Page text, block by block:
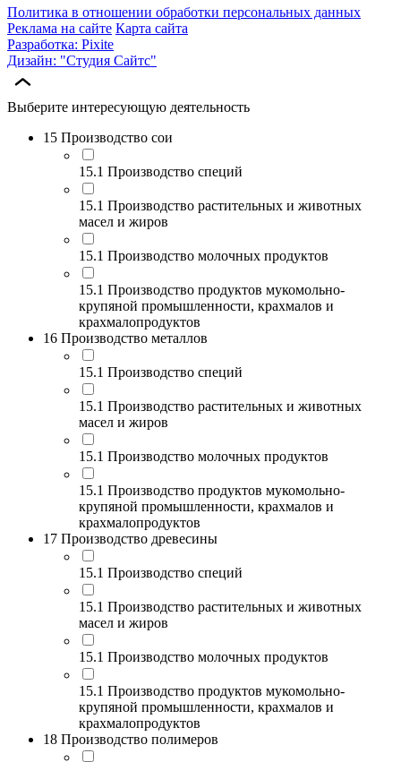
Политика в отношении обработки персональных данных
Реклама на сайте Карта сайта
Разработка: Pixite
Дизайн: "Студия Сайтс"
Выберите интересующую деятельность
15 Производство сои
15.1 Производство специй
15.1 Производство растительных и животных
масел и жиров
15.1 Производство молочных продуктов
15.1 Производство продуктов мукомольно-
крупяной промышленности, крахмалов и
крахмалопродуктов
16 Производство металлов
15.1 Производство специй
15.1 Производство растительных и животных
масел и жиров
15.1 Производство молочных продуктов
15.1 Производство продуктов мукомольно-
крупяной промышленности, крахмалов и
крахмалопродуктов
17 Производство древесины
15.1 Производство специй
15.1 Производство растительных и животных
масел и жиров
15.1 Производство молочных продуктов
15.1 Производство продуктов мукомольно-
крупяной промышленности, крахмалов и
крахмалопродуктов
18 Производство полимеров